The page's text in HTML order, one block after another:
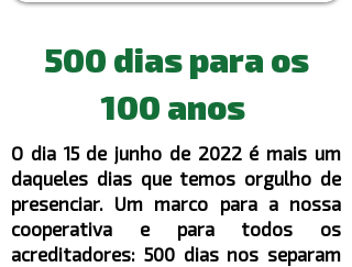
500 dias para os
100 anos
O dia 15 de junho de 2022 é mais um
daqueles dias que temos orgulho de
presenciar. Um marco para a nossa
cooperativa e para todos os
acreditadores: 500 dias nos separam